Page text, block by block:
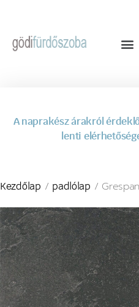
A naprakész árakról
lenti
Kezdőlap / padlólap /